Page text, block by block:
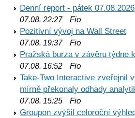
Denní report - pátek 07.08.2026
07.08. 22:27Fio
Pozitivní vývoj na Wall Street
07.08. 19:37Fio
Pražská burza v závěru týdne
07.08. 16:52 Fio
Take-Two Interactive zveřejnil
mírně překonaly odhady
07.08. 15:25 Fio
Groupon zvýšil celoroční